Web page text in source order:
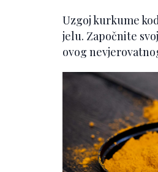
Uzgoj kurkume
jelu. Započnite
ovog